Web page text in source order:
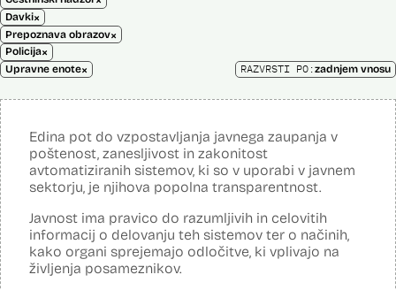
Davki×
Prepoznava obrazov×
Policija×
Upravne enote× RAZVRSTI PO:zadnjem vnosu
Edina pot do vzpostavljanja javnega zaupanja v
poštenost, zanesljivost in zakonitost
avtomatiziranih sistemov, ki so v uporabi v javnem
sektorju, je njihova popolna transparentnost.
Javnost ima pravico do razumljivih in celovitih
informacij o delovanju teh sistemov ter o načinih,
kako organi sprejemajo odločitve, ki vplivajo na
življenja posameznikov.